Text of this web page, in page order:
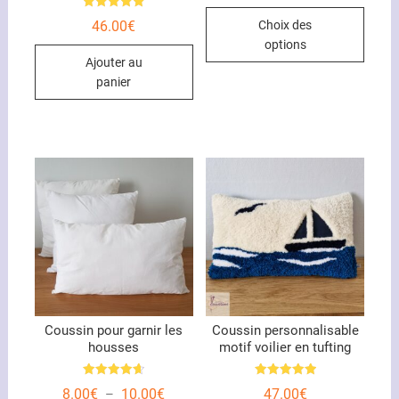
5.00
46.00€
Ajouter au
panier
Choix des
options
du
Coussin pour garnir les
housses
4.67
8.00€ – 10.00€Plage
Coussin personnalisable
motif voilier en tufting
5.00
47.00€